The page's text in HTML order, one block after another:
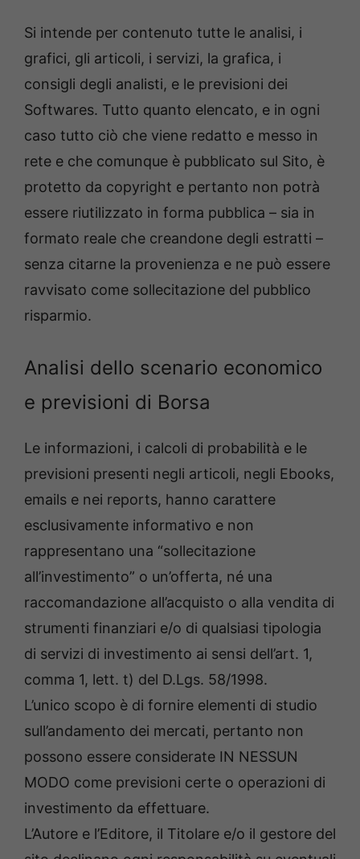
Si intende per contenuto tutte le analisi, i
grafici, gli articoli, i servizi, la grafica, i
consigli degli analisti, e le previsioni dei
Softwares. Tutto quanto elencato, e in ogni
caso tutto ciò che viene redatto e messo in
rete e che comunque è pubblicato sul Sito, è
protetto da copyright e pertanto non potrà
essere riutilizzato in forma pubblica – sia in
formato reale che creandone degli estratti –
senza citarne la provenienza e ne può essere
ravvisato come sollecitazione del pubblico
risparmio.
Analisi dello scenario economico
e previsioni di Borsa
Le informazioni, i calcoli di probabilità e le
previsioni presenti negli articoli, negli Ebooks,
emails e nei reports, hanno carattere
esclusivamente informativo e non
rappresentano una “sollecitazione
all’investimento” o un’offerta, né una
raccomandazione all’acquisto o alla vendita di
strumenti finanziari e/o di qualsiasi tipologia
di servizi di investimento ai sensi dell’art. 1,
comma 1, lett. t) del D.Lgs. 58/1998.
L’unico scopo è di fornire elementi di studio
sull’andamento dei mercati, pertanto non
possono essere considerate IN NESSUN
MODO come previsioni certe o operazioni di
investimento da effettuare.
L’Autore e l’Editore, il Titolare e/o il gestore del